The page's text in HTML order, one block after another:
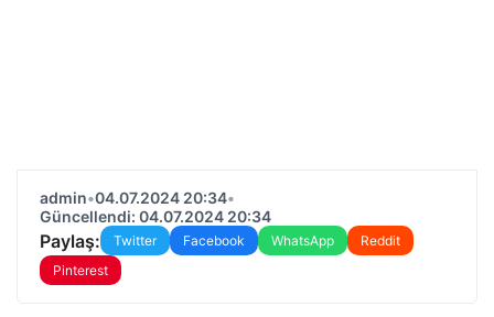
admin•04.07.2024 20:34•
Güncellendi: 04.07.2024 20:34
Paylaş: Twitter Facebook WhatsApp
Reddit
Pinterest